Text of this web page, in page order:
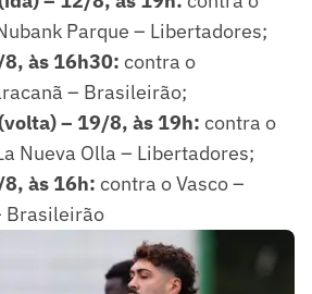
Parque – Libertadores;
às 16h30: contra o
– Brasileirão;
– 19/8, às 19h: contra o
Nueva Olla – Libertadores;
às 16h: contra o Vasco –
Brasileirão